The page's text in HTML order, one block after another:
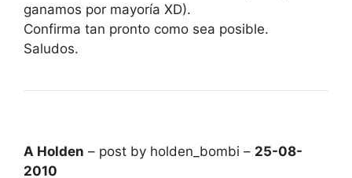
ganamos por mayoría XD).
Confirma tan pronto como sea posible.
Saludos.
A Holden – post by holden_bombi – 25-08-
2010